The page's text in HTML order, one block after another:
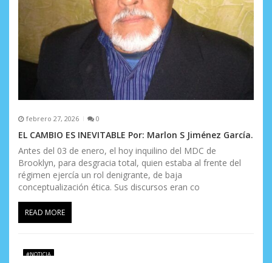
t
a
a
s febrero 27, 2026 0
EL CAMBIO ES INEVITABLE Por: Marlon S Jiménez García.
Antes del 03 de enero, el hoy inquilino del MDC de
Brooklyn, para desgracia total, quien estaba al frente del
régimen ejercía un rol denigrante, de baja
conceptualización ética. Sus discursos eran co
READ MORE
#NOTICIA